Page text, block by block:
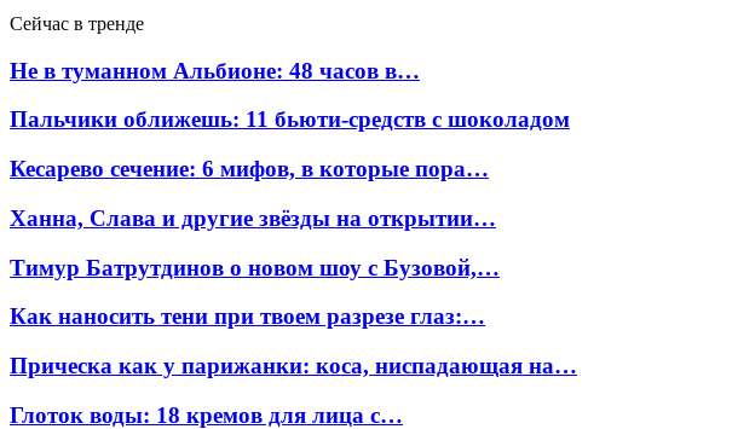
Сейчас в тренде
Не в туманном Альбионе: 48 часов в…
Пальчики оближешь: 11 бьюти-средств с шоколадом
Кесарево сечение: 6 мифов, в которые пора…
Ханна, Слава и другие звёзды на открытии…
Тимур Батрутдинов о новом шоу с Бузовой,…
Как наносить тени при твоем разрезе глаз:…
Прическа как у парижанки: коса, ниспадающая на…
Глоток воды: 18 кремов для лица с…